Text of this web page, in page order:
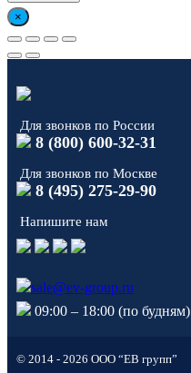
×
Для звонков по России
8 (800) 600-32-31
Для звонков по Москве
8 (495) 275-29-90
Напишите нам
sale@ev-group.ru
09:00 – 18:00 (по будням)
© 2014 - 2026 ООО “ЕВ групп”